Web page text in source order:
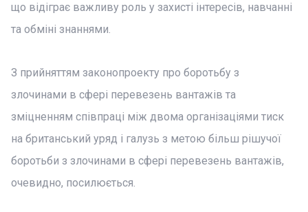
що відіграє важливу роль у захисті інтересів, навчанні
та обміні знаннями.
З прийняттям законопроекту про боротьбу з
злочинами в сфері перевезень вантажів та
зміцненням співпраці між двома організаціями тиск
на британський уряд і галузь з метою більш рішучої
боротьби з злочинами в сфері перевезень вантажів,
очевидно, посилюється.